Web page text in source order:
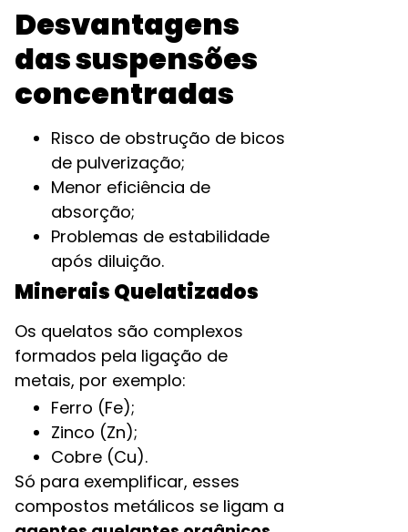
Desvantagens
das suspensões
concentradas
Risco de obstrução de bicos
de pulverização;
Menor eficiência de
absorção;
Problemas de estabilidade
após diluição.
Minerais Quelatizados
Os quelatos são complexos
formados pela ligação de
metais, por exemplo:
Ferro (Fe);
Zinco (Zn);
Cobre (Cu).
Só para exemplificar, esses
compostos metálicos se ligam a